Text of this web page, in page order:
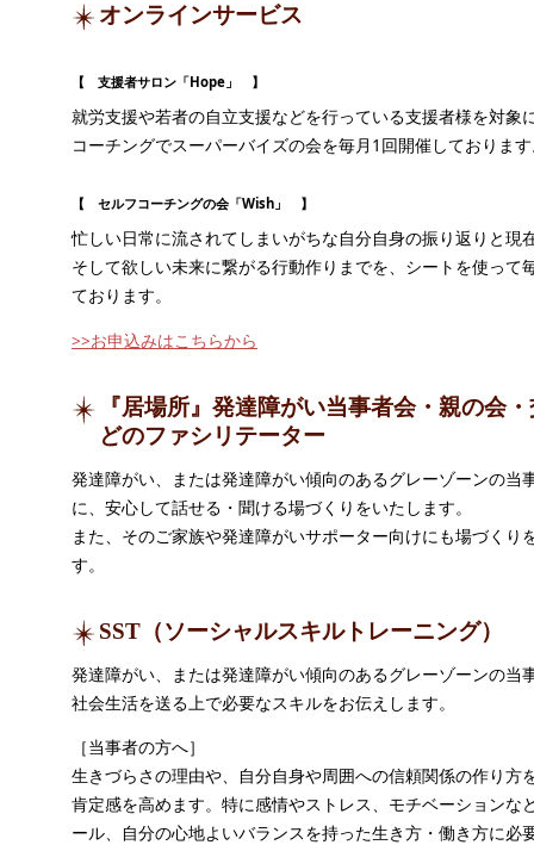
オンラインサービス
【 支援者サロン「Hope」 】
就労支援や若者の自立支援などを行っている支援者様を対象
コーチングでスーパーバイズの会を毎月1回開催しておりま
【 セルフコーチングの会「Wish」 】
忙しい日常に流されてしまいがちな自分自身の振り返りと現
そして欲しい未来に繋がる行動作りまでを、シートを使って
ております。
>>お申込みはこちらから
『居場所』発達障がい当事者会・親の会
どのファシリテーター
発達障がい、または発達障がい傾向のあるグレーゾーンの当
に、安心して話せる・聞ける場づくりをいたします。
また、そのご家族や発達障がいサポーター向けにも場づくり
す。
SST（ソーシャルスキルトレーニング）
発達障がい、または発達障がい傾向のあるグレーゾーンの当
社会生活を送る上で必要なスキルをお伝えします。
［当事者の方へ］
生きづらさの理由や、自分自身や周囲への信頼関係の作り方
肯定感を高めます。特に感情やストレス、モチベーションな
ール、自分の心地よいバランスを持った生き方・働き方に必